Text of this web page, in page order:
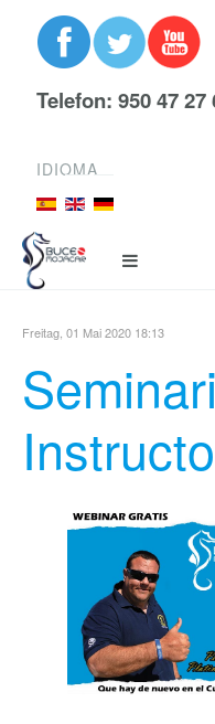
Telefon: 950 47 27
IDIOMA
Freitag, 01 Mai 2020 18:13